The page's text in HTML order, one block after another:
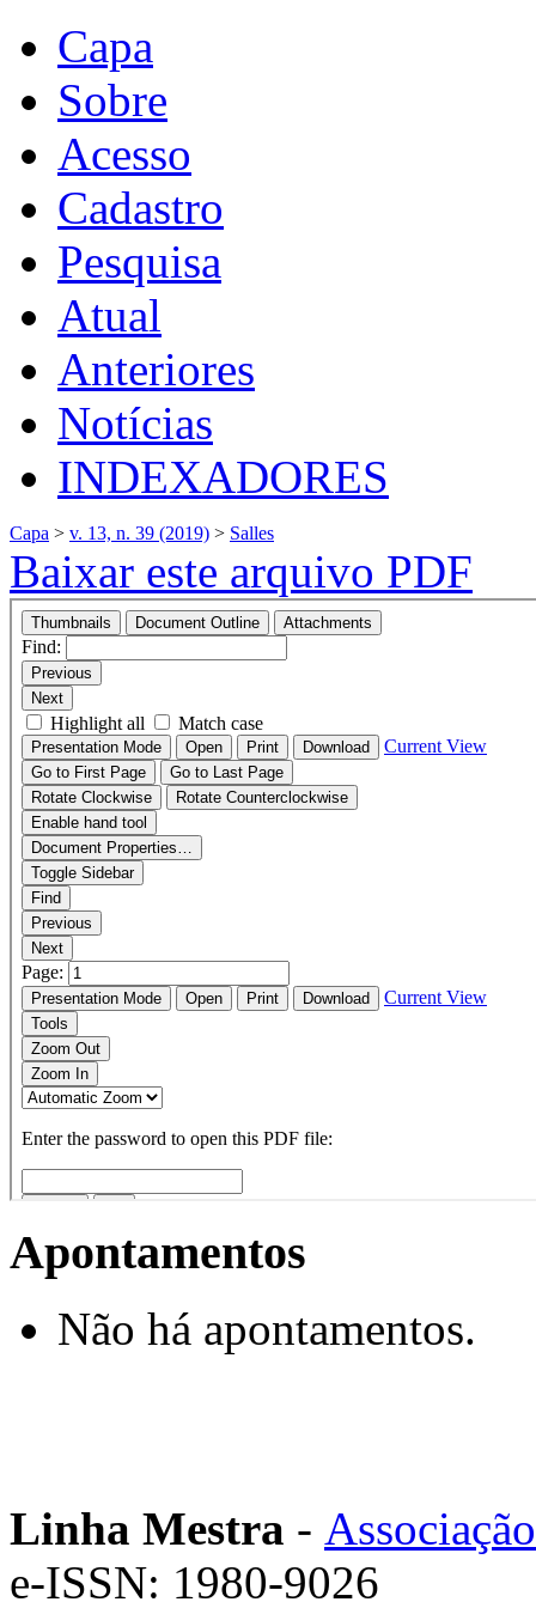
Capa
Sobre
Acesso
Cadastro
Pesquisa
Atual
Anteriores
Notícias
INDEXADORES
Capa > v. 13, n. 39 (2019) > Salles
Baixar este arquivo PDF
Apontamentos
Não há apontamentos.
Linha Mestra -
e-ISSN: 1980-9026